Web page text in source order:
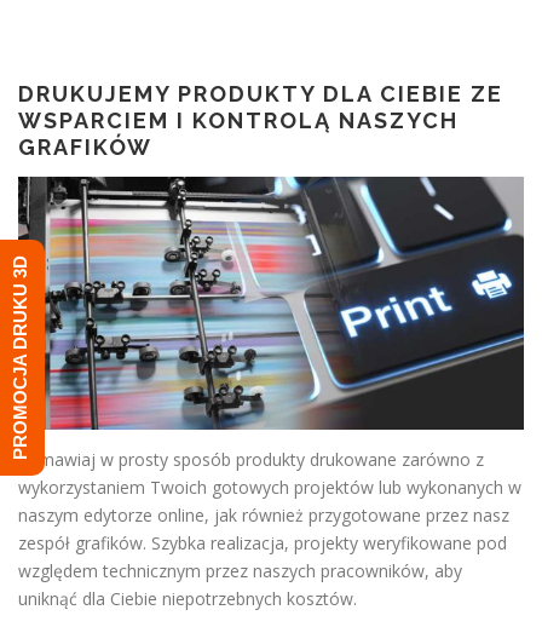
DRUKUJEMY PRODUKTY DLA CIEBIE ZE
WSPARCIEM I KONTROLĄ NASZYCH
GRAFIKÓW
Zamawiaj w prosty sposób produkty drukowane zarówno z
wykorzystaniem Twoich gotowych projektów lub wykonanych w
naszym edytorze online, jak również przygotowane przez nasz
zespół grafików. Szybka realizacja, projekty weryfikowane pod
względem technicznym przez naszych pracowników, aby
uniknąć dla Ciebie niepotrzebnych kosztów.
PROMOCJA DRUKU 3D